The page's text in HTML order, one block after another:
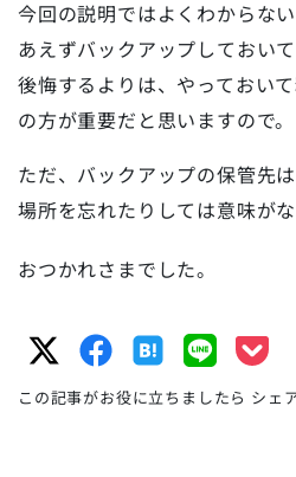
今回の説明ではよくわからな
あえずバックアップしておい
後悔するよりは、やっておい
の方が重要だと思いますので。
ただ、バックアップの保管先
場所を忘れたりしては意味がな
おつかれさまでした。
この記事がお役に立ちましたら シェ